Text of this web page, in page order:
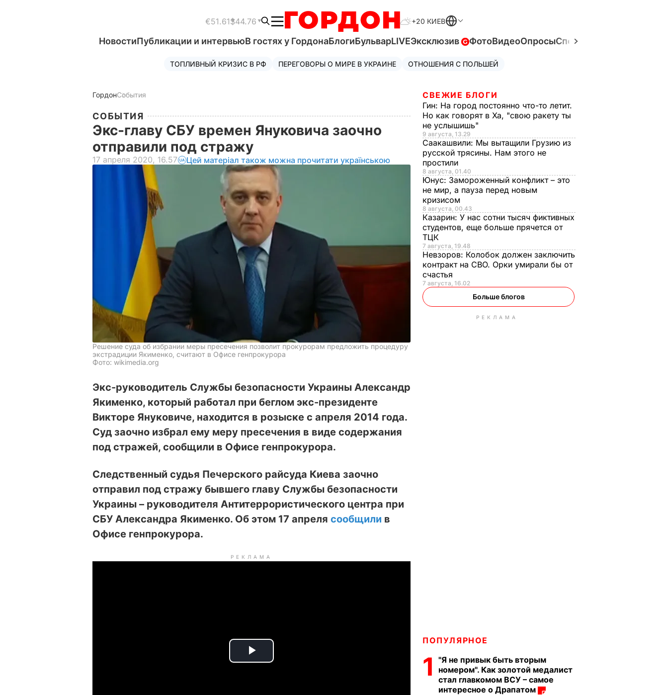
€51.61$44.76 +20 КИЕВ
НовостиПубликации и интервьюВ гостях у ГордонаБлогиБульварLIVEЭксклюзив ФотоВидеоОпросыСпецпроекты
ТОПЛИВНЫЙ КРИЗИС В РФ ПЕРЕГОВОРЫ О МИРЕ В УКРАИНЕ ОТНОШЕНИЯ С ПОЛЬШЕЙ
ГордонСобытия
СОБЫТИЯ
Экс-главу СБУ времен Януковича заочно
отправили под стражу
17 апреля 2020, 16.57 Цей матеріал також можна прочитати українською
Решение суда об избрании меры пресечения позволит прокурорам предложить процедуру
экстрадиции Якименко, считают в Офисе генпрокурора
Фото: wikimedia.org
Экс-руководитель Службы безопасности Украины Александр
Якименко, который работал при беглом экс-президенте
Викторе Януковиче, находится в розыске с апреля 2014 года.
Суд заочно избрал ему меру пресечения в виде содержания
под стражей, сообщили в Офисе генпрокурора.
Следственный судья Печерского райсуда Киева заочно
отправил под стражу бывшего главу Службы безопасности
Украины – руководителя Антитеррористического центра при
СБУ Александра Якименко. Об этом 17 апреля сообщили в
Офисе генпрокурора.
РЕКЛАМА
P
СВЕЖИЕ БЛОГИ
Гин: На город постоянно что-то летит.
Но как говорят в Ха, "свою ракету ты
не услышишь"
9 августа, 13.29
Саакашвили: Мы вытащили Грузию из
русской трясины. Нам этого не
простили
8 августа, 01.40
Юнус: Замороженный конфликт – это
не мир, а пауза перед новым
кризисом
8 августа, 00.43
Казарин: У нас сотни тысяч фиктивных
студентов, еще больше прячется от
ТЦК
7 августа, 19.48
Невзоров: Колобок должен заключить
контракт на СВО. Орки умирали бы от
счастья
7 августа, 16.02
Больше блогов
РЕКЛАМА
ПОПУЛЯРНОЕ
1
"Я не привык быть вторым
номером". Как золотой медалист
стал главкомом ВСУ – самое
интересное о Драпатом